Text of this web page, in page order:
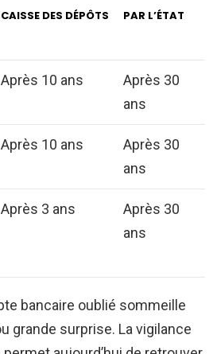
CAISSE DES DÉPÔTS
PAR L’ÉTAT
Après 10 ans
Après 30
ans
Après 10 ans
Après 30
ans
Après 3 ans
Après 30
ans
bancaire oublié sommeille
grande surprise. La vigilance